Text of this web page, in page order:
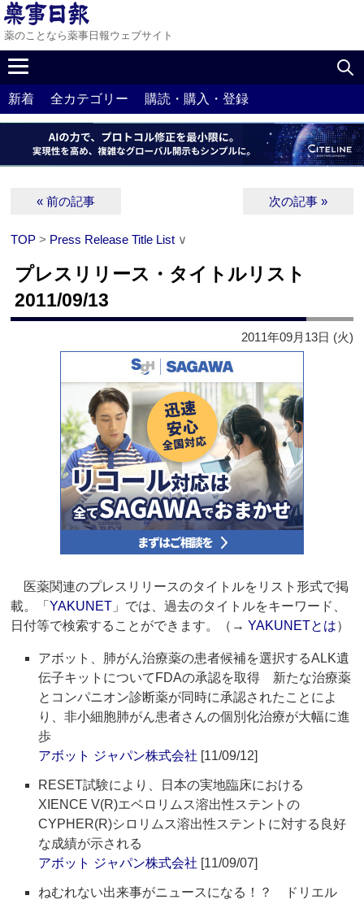
薬のことなら薬事日報ウェブサイト
新着 全カテゴリー 購読・購入・登録
« 前の記事 次の記事 »
TOP > Press Release Title List ∨
プレスリリース・タイトルリスト
2011/09/13
2011年09月13日 (火)
医薬関連のプレスリリースのタイトルをリスト形式で掲
載。「YAKUNET 」では、過去のタイトルをキーワード、
日付等で検索することができます。（→YAKUNETとは）
アボット、肺がん治療薬の患者候補を選択するALK遺
伝子キットについてFDAの承認を取得 新たな治療薬
とコンパニオン診断薬が同時に承認されたことによ
り、非小細胞肺がん患者さんの個別化治療が大幅に進
歩
アボット ジャパン株式会社 [11/09/12]
RESET試験により、日本の実地臨床における
XIENCE V(R)エベロリムス溶出性ステントの
CYPHER(R)シロリムス溶出性ステントに対する良好
な成績が示される
アボット ジャパン株式会社 [11/09/07]
ねむれない出来事がニュースになる！？ ドリエル